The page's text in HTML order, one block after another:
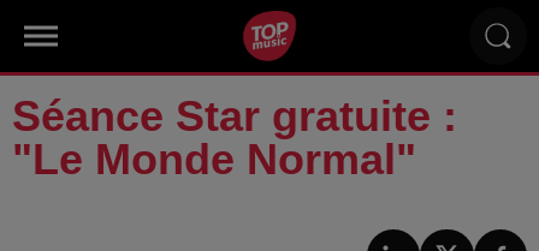
Séance Star gratuite :
"Le Monde Normal"